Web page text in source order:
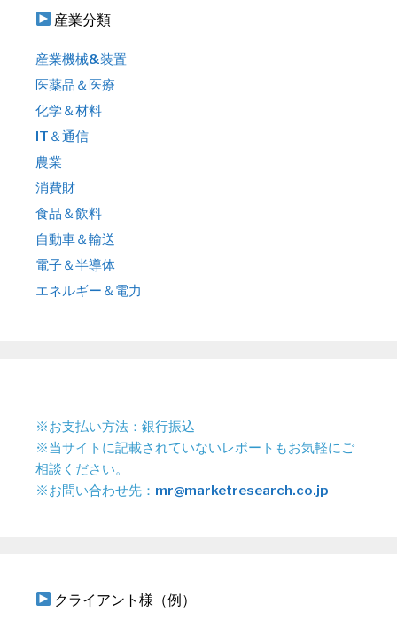
産業分類
産業機械&装置
医薬品＆医療
化学＆材料
IT＆通信
農業
消費財
食品＆飲料
自動車＆輸送
電子＆半導体
エネルギー＆電力
※お支払い方法：銀行振込
※当サイトに記載されていないレポートもお気軽にご
相談ください。
※お問い合わせ先： mr@marketresearch.co.jp
クライアント様（例）